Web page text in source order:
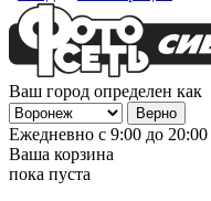
Ваш город определен как
Ежедневно с 9:00 до 20:00
Ваша корзина
пока пуста